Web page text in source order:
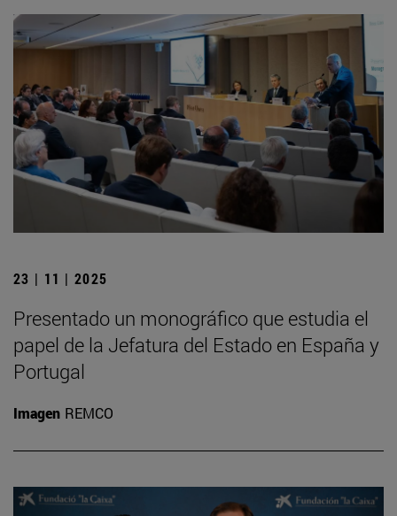
23 | 11 | 2025
Presentado un monográfico que estudia el
papel de la Jefatura del Estado en España y
Portugal
Imagen REMCO